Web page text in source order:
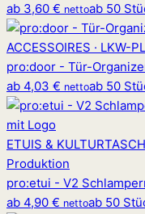
ab 3,60 € nettoab 50
ACCESSOIRES · LKW-
pro:door - Tür-
ab 4,03 € nettoab 50
ETUIS &
Produktion
pro:etui - V2
ab 4,90 € nettoab 50